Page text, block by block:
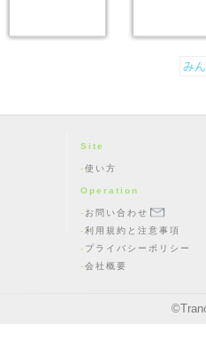
み
Site
使い方
Operation
お問い合わせ
利用規約と注意事項
プライバシーポリシー
会社概要
©